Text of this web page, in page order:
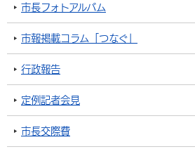
市長フォトアルバム
市報掲載コラム「つなぐ」
行政報告
定例記者会見
市長交際費